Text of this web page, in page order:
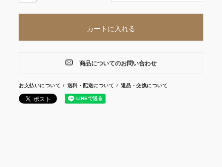
カートに入れる
商品についてのお問い合わせ
お支払いについて 送料・配送について 返品・交換について